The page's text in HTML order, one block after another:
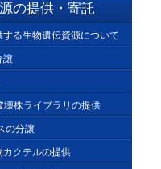
の提供・寄託
する生物遺伝資源について
譲
壊株ライブラリの提供
の分譲
カクテルの提供